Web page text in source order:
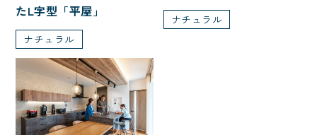
たL字型「平屋」
ナチュラル
ナチュラル
屋根型
入母屋 切妻
寄棟
片流れ